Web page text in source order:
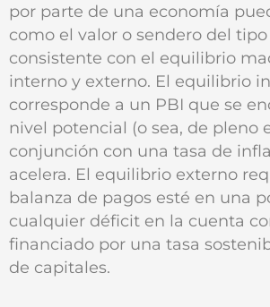
por parte de una economía
como el valor o sendero del
consistente con el equilibrio
interno y externo. El equilibrio
corresponde a un PBI que se
nivel potencial (o sea, de pleno
conjunción con una tasa de
acelera. El equilibrio externo
balanza de pagos esté en una
cualquier déficit en la cuenta
financiado por una tasa
de capitales.